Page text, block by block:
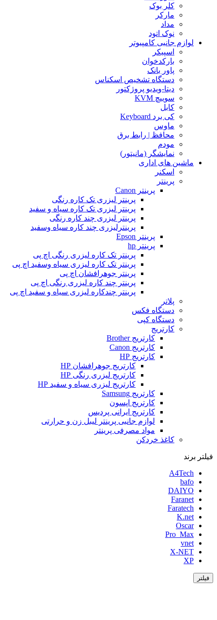
کلر بوک
مارکر
مداد
نوک اتود
لوازم جانبی کامپیوتر
اسپیکر
بارکدخوان
پاور بانک
دستگاه تشخیص اسکناس
دیتا-ویدیو پروژکتور
سوییچ KVM
کابل
کی برد Keyboard
ماوس
محافظ | رابط برق
مودم
نمایشگر (مانیتور)
ماشین های اداری
اسکنر
پرینتر
پرینتر Canon
پرینتر لیزری تک کاره رنگی
پرینتر لیزری تک کاره سیاه و سفید
پرینتر لیزری چند کاره رنگی
پرینترلیزری چند کاره سیاه وسفید
پرینتر Epson
پرینتر hp
پرینتر تک کاره لیزری رنگی اچ پی
پرینتر تک کاره لیزری سیاه وسفید اچ پی
پرینتر جوهرافشان اچ پی
پرینتر چند کاره لیزری رنگی اچ پی
پرینتر چندکاره لیزری سیاه و سفید اچ پی
پلاتر
دستگاه فکس
دستگاه کپی
کارتریج
کارتریج Brother
کارتریج Canon
کارتریج HP
کارتریج جوهرافشان HP
کارتریج لیزری رنگی HP
کارتریج لیزری سیاه و سفید HP
کارتریج Samsung
کارتریج اپسون
کارتریج ایرانی پردیس
لوازم جانبی پرینتر لیبل زن و حرارتی
مواد مصرفی پرینتر
کاغذ خردکن
فیلتر برند
A4Tech
bafo
DAIYO
Faranet
Faratech
K.net
Oscar
Pro_Max
vnet
X-NET
XP
فیلتر